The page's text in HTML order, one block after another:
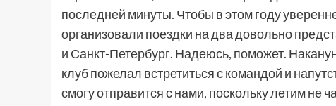
последней минуты. Чтобы в этом году
организовали поездки на два довольно
и Санкт-Петербург. Надеюсь, поможет.
клуб пожелал встретиться с командой и
смогу отправится с нами, поскольку летим